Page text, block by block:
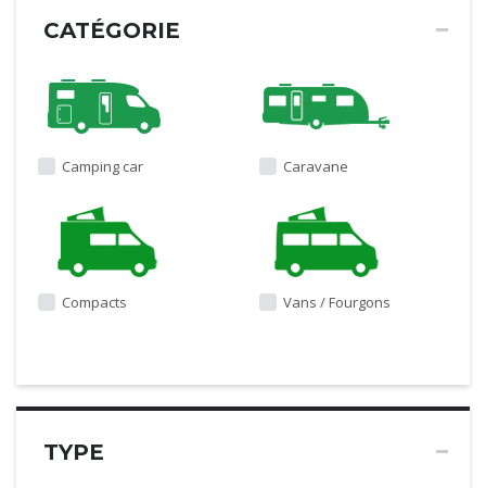
CATÉGORIE
Camping car Caravane
Compacts Vans / Fourgons
TYPE